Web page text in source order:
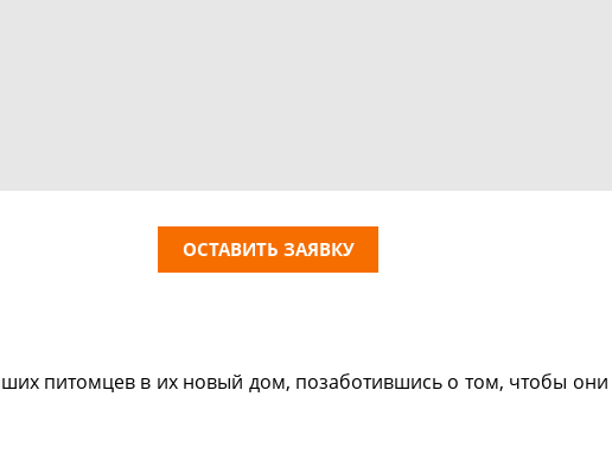
ОСТАВИТЬ ЗАЯВКУ
питомцев в их новый дом, позаботившись о том, чтобы